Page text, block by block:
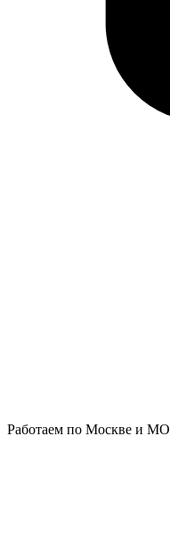
Работаем по Москве и МО